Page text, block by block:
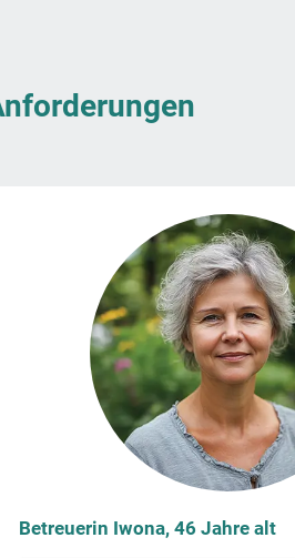
Betreuerin Iwona, 46 Jahre alt